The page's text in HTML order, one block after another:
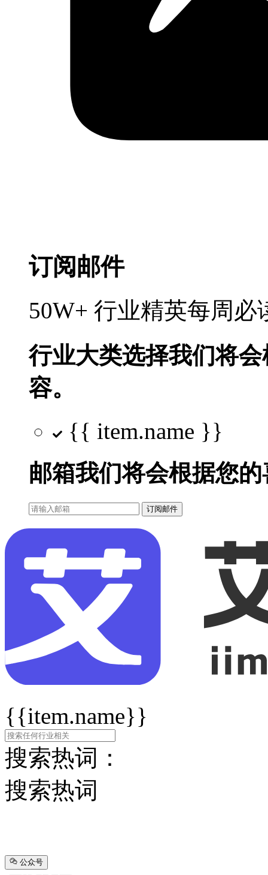
订阅邮件
50W+ 行业精英每周
行业大类选择我们将
容。
{{ item.name }}
邮箱我们将会根据您
订阅邮件
{{item.name}}
搜索热词：
搜索热词
公众号